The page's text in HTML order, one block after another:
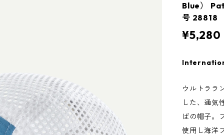
Blue）
号 28818
¥5,280
ウルトララ
した、通気
ばの帽子。
使用し海洋